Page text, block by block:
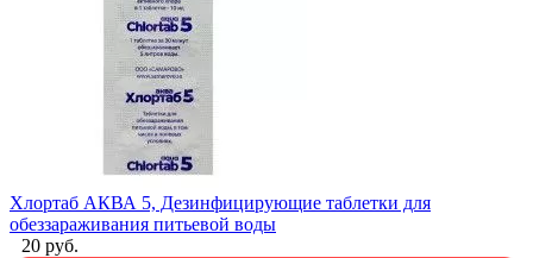
Хлортаб АКВА 5, Дезинфицирующие таблетки для
обеззараживания питьевой воды
20 руб.